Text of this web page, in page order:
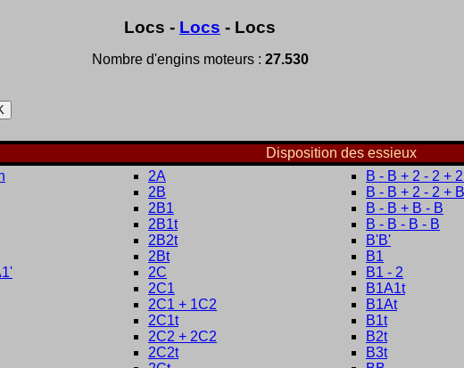
Locs - Locs - Locs
Nombre d'engins moteurs : 27.530
Disposition des essieux
2A
2B
2B1
2B1t
2B2t
2Bt
2C
2C1
2C1 + 1C2
2C1t
2C2 + 2C2
2C2t
B - B + 2 - 2 +
B - B + 2 - 2 +
B - B + B - B
B - B - B - B
B'B'
B1
B1 - 2
B1A1t
B1At
B1t
B2t
B3t